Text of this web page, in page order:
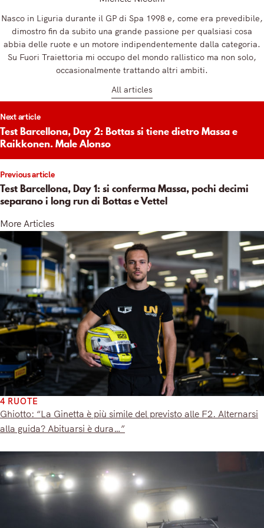
Nasco in Liguria durante il GP di Spa 1998 e, come era prevedibile,
dimostro fin da subito una grande passione per qualsiasi cosa
abbia delle ruote e un motore indipendentemente dalla categoria.
Su Fuori Traiettoria mi occupo del mondo rallistico ma non solo,
occasionalmente trattando altri ambiti.
All articles
Previous article
Test Barcellona, Day 1: si conferma Massa, pochi decimi
separano i long run di Bottas e Vettel
Next article
Test Barcellona, Day 2: Bottas si tiene dietro Massa e
Raikkonen. Male Alonso
More Articles
4 RUOTE
Ghiotto: “La Ginetta è più simile del previsto alle F2. Alternarsi
alla guida? Abituarsi è dura…”